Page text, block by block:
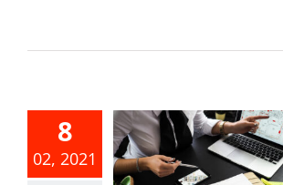
8
02, 2021
業出
屋之所